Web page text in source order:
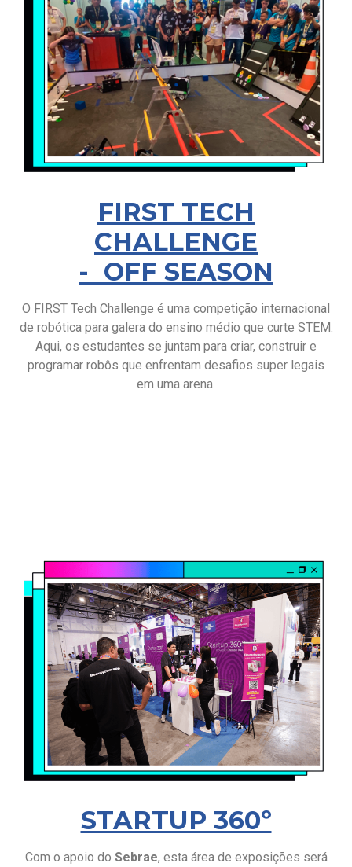
FIRST TECH
CHALLENGE
- OFF SEASON
O FIRST Tech Challenge é uma competição internacional
de robótica para galera do ensino médio que curte STEM.
Aqui, os estudantes se juntam para criar, construir e
programar robôs que enfrentam desafios super legais
em uma arena.
STARTUP 360º
Com o apoio do Sebrae, esta área de exposições será